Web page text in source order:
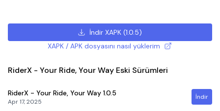
İndir XAPK (1.0.5)
XAPK / APK dosyasını nasıl yüklerim
RiderX - Your Ride, Your Way Eski Sürümleri
RiderX - Your Ride, Your Way 1.0.5
Apr 17, 2025
İndir